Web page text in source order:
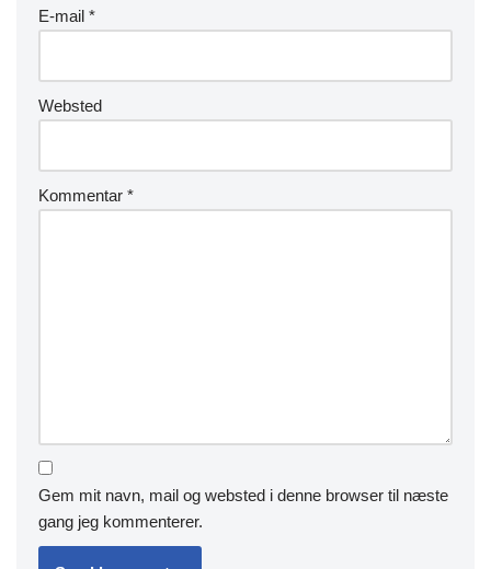
E-mail *
Websted
Kommentar *
Gem mit navn, mail og websted i denne browser til næste
gang jeg kommenterer.